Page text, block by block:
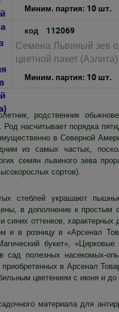
Миним. партия: 10 шт.
код 112069
Семена Львиный зев
цветной пакет (Аэлита)
Миним. партия: 10 шт.
родственник
Род насчитывает порядка
в Северной
из самых частых,
семян львиного зева
сортов).
стеблей украшают
в дополнение к
синих оттенков,
и в розницу в «Арсенал
букет»,
сад полезных насекомых-
в Арсенал
цветением с июня и до
материала для